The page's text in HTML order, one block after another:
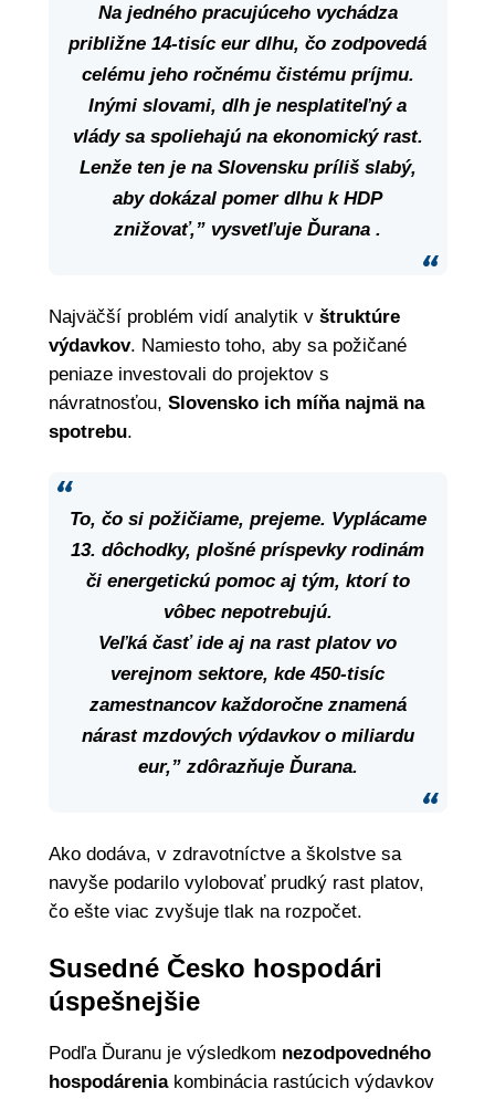
Na jedného pracujúceho vychádza
približne 14-tisíc eur dlhu, čo zodpovedá
celému jeho ročnému čistému príjmu.
Inými slovami, dlh je nesplatiteľný a
vlády sa spoliehajú na ekonomický rast.
Lenže ten je na Slovensku príliš slabý,
aby dokázal pomer dlhu k HDP
znižovať,” vysvetľuje Ďurana .
Najväčší problém vidí analytik v štruktúre
výdavkov. Namiesto toho, aby sa požičané
peniaze investovali do projektov s
návratnosťou, Slovensko ich míňa najmä na
spotrebu.
To, čo si požičiame, prejeme. Vyplácame
13. dôchodky, plošné príspevky rodinám
či energetickú pomoc aj tým, ktorí to
vôbec nepotrebujú.
Veľká časť ide aj na rast platov vo
verejnom sektore, kde450-tisíc
zamestnancovkaždoročne znamená
nárast mzdových výdavkov o miliardu
eur,” zdôrazňuje Ďurana.
Ako dodáva, v zdravotníctve a školstve sa
navyše podarilo vylobovať prudký rast platov,
čo ešte viac zvyšuje tlak na rozpočet.
Susedné Česko hospodári
úspešnejšie
Podľa Ďuranu je výsledkom nezodpovedného
hospodáreniakombinácia rastúcich výdavkov